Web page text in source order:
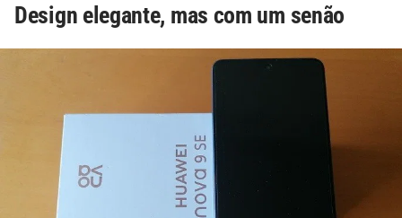
Design elegante, mas com um senão